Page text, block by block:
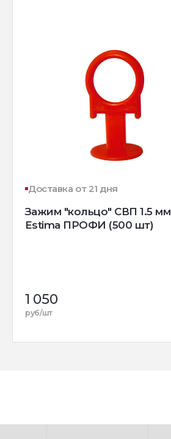
Доставка от 21 дня
Зажим "кольцо" СВП 1.5 мм
Estima ПРОФИ (500 шт)
1 050
руб/шт